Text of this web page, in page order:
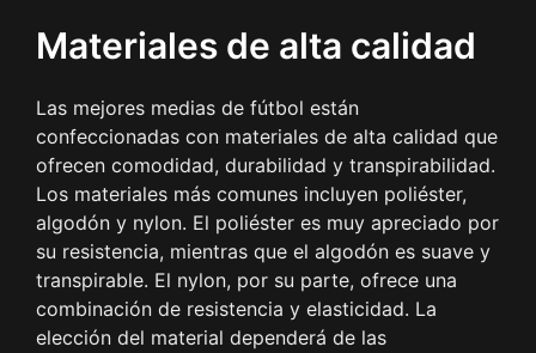
Materiales de alta calidad
Las mejores medias de fútbol están
confeccionadas con materiales de alta calidad que
ofrecen comodidad, durabilidad y transpirabilidad.
Los materiales más comunes incluyen poliéster,
algodón y nylon. El poliéster es muy apreciado por
su resistencia, mientras que el algodón es suave y
transpirable. El nylon, por su parte, ofrece una
combinación de resistencia y elasticidad. La
elección del material dependerá de las